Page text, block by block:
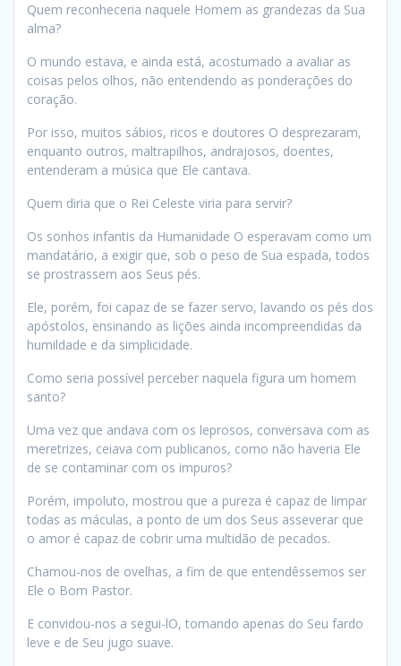
Quem reconheceria naquele Homem as grandezas da Sua
alma?
O mundo estava, e ainda está, acostumado a avaliar as
coisas pelos olhos, não entendendo as ponderações do
coração.
Por isso, muitos sábios, ricos e doutores O desprezaram,
enquanto outros, maltrapilhos, andrajosos, doentes,
entenderam a música que Ele cantava.
Quem diria que o Rei Celeste viria para servir?
Os sonhos infantis da Humanidade O esperavam como um
mandatário, a exigir que, sob o peso de Sua espada, todos
se prostrassem aos Seus pés.
Ele, porém, foi capaz de se fazer servo, lavando os pés dos
apóstolos, ensinando as lições ainda incompreendidas da
humildade e da simplicidade.
Como seria possível perceber naquela figura um homem
santo?
Uma vez que andava com os leprosos, conversava com as
meretrizes, ceiava com publicanos, como não haveria Ele
de se contaminar com os impuros?
Porém, impoluto, mostrou que a pureza é capaz de limpar
todas as máculas, a ponto de um dos Seus asseverar que
o amor é capaz de cobrir uma multidão de pecados.
Chamou-nos de ovelhas, a fim de que entendêssemos ser
Ele o Bom Pastor.
E convidou-nos a segui-lO, tomando apenas do Seu fardo
leve e de Seu jugo suave.